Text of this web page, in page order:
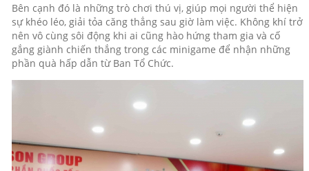
Bên cạnh đó là những trò chơi thú vị, giúp mọi người thể hiện
sự khéo léo, giải tỏa căng thẳng sau giờ làm việc. Không khí trở
nên vô cùng sôi động khi ai cũng hào hứng tham gia và cố
gắng giành chiến thắng trong các minigame để nhận những
phần quà hấp dẫn từ Ban Tổ Chức.